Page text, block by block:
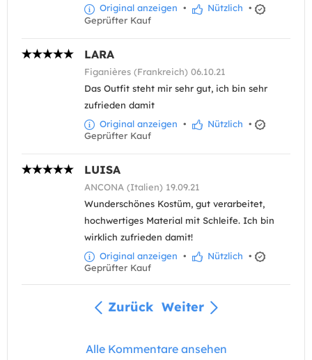
Original anzeigen • Nützlich •
Geprüfter Kauf
LARA
Figanières (Frankreich) 06.10.21
Das Outfit steht mir sehr gut, ich bin sehr
zufrieden damit
Original anzeigen • Nützlich •
Geprüfter Kauf
LUISA
ANCONA (Italien) 19.09.21
Wunderschönes Kostüm, gut verarbeitet,
hochwertiges Material mit Schleife. Ich bin
wirklich zufrieden damit!
Original anzeigen • Nützlich •
Geprüfter Kauf
Zurück Weiter
Alle Kommentare ansehen